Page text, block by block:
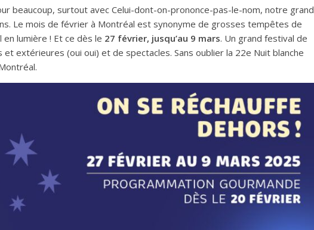
beaucoup, surtout avec Celui-dont-on-prononce-pas-le-nom, notre grand
Le mois de février à Montréal est synonyme de grosses tempêtes de
lumière ! Et ce dès le 27 février, jusqu’au 9 mars. Un grand festival de
extérieures (oui oui) et de spectacles. Sans oublier la 22e Nuit blanche